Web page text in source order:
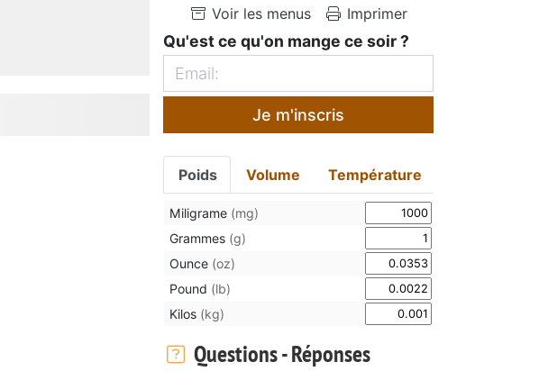
Voir les menus Imprimer
Qu'est ce qu'on mange ce soir ?
Je m'inscris
Poids Volume Température
Miligrame (mg)
Grammes (g)
Ounce (oz)
Pound (lb)
Kilos (kg)
Questions - Réponses